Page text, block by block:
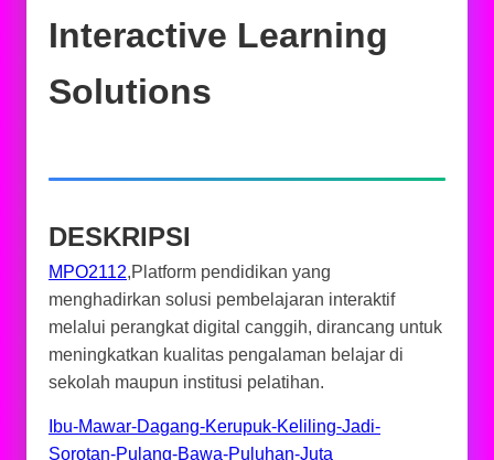
Interactive Learning
Solutions
DESKRIPSI
MPO2112,Platform pendidikan yang
menghadirkan solusi pembelajaran interaktif
melalui perangkat digital canggih, dirancang untuk
meningkatkan kualitas pengalaman belajar di
sekolah maupun institusi pelatihan.
Ibu-Mawar-Dagang-Kerupuk-Keliling-Jadi-
Sorotan-Pulang-Bawa-Puluhan-Juta